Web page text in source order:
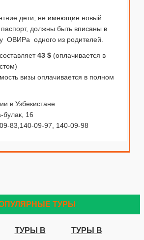
дети, не имеющие новый
должны быть вписаны в
ОВИРа одного из родителей.
43 $ (оплачивается в
визы оплачивается в полном
в Узбекистане
булак, 16
83,140-09-97, 140-09-98
ТУРЫ
ТУРЫ В ТУРЫ В